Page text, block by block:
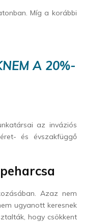
Míg a korábbi
A 20%-
az inváziós
és évszakfüggő
Azaz nem
ugyanott keresnek
hogy csökkent